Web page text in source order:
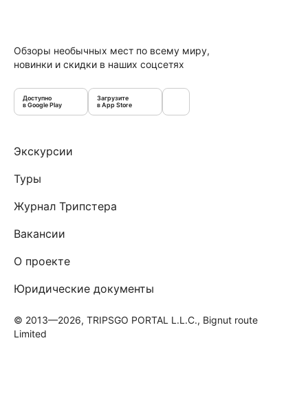
Обзоры необычных мест по всему миру,
новинки и скидки в наших соцсетях
Доступно
в Google Play
Загрузите
в App Store
Экскурсии
Туры
Журнал Трипстера
Вакансии
О проекте
Юридические документы
© 2013—2026, TRIPSGO PORTAL L.L.C., Bignut route
Limited